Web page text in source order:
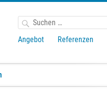
Suchen
Angebot Referenzen